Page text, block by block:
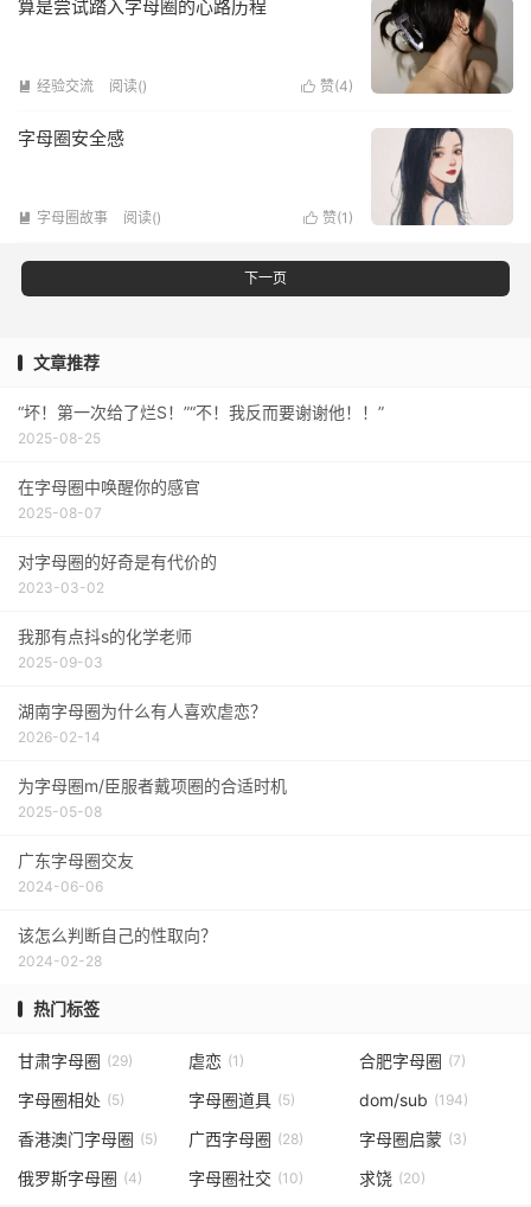
算是尝试踏入字母圈的心路历程
 赞(4)
 经验交流 阅读()
字母圈安全感
 赞(1 )
 字母圈故事 阅读()
下一页
文章推荐
“坏！第一次给了烂S！”“不！我反而要谢谢他！！”
2025-08-25
在字母圈中唤醒你的感官
2025-08-07
对字母圈的好奇是有代价的
2023-03-02
我那有点抖s的化学老师
2025-09-03
湖南字母圈为什么有人喜欢虐恋？
2026-02-14
为字母圈m/臣服者戴项圈的合适时机
2025-05-08
广东字母圈交友
2024-06-06
该怎么判断自己的性取向？
2024-02-28
热门标签
甘肃字母圈 (29) 虐恋 (1) 合肥字母圈 (7)
字母圈相处 (5) 字母圈道具 (5) dom/sub (194)
香港澳门字母圈 (5) 广西字母圈 (28) 字母圈启蒙 (3)
俄罗斯字母圈 (4) 字母圈社交 (10) 求饶 (20)